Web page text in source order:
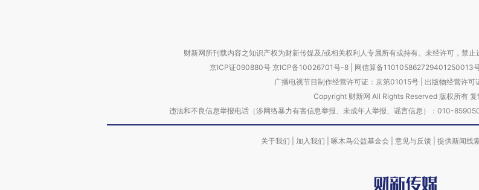
财新网所刊载内容之知识产权为财新传媒及/或相关权利人专属所有或持有。未经许可，禁止
京ICP证090880号 京ICP备10026701号-8 网信算备110105862729401250013
广播电视节目制作经营许可证：京第01015号| 出版物经营许可
Copyright 财新网 All Rights Reserved 版权所有 复
违法和不良信息举报电话（涉网络暴力有害信息举报、未成年人举报、谣言信息）：010-
关于我们 加入我们 啄木鸟公益基金会 意见与反馈 提供新闻线